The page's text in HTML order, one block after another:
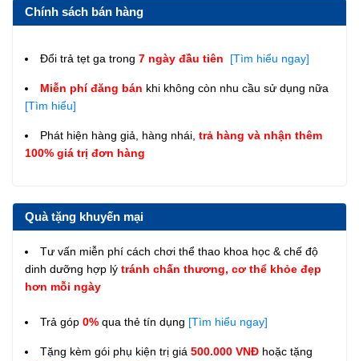
Chính sách bán hàng
Đổi trả tẹt ga trong 7 ngày đầu tiên [Tìm hiểu ngay]
Miễn phí đăng bán khi không còn nhu cầu sử dụng nữa
[Tìm hiểu]
Phát hiện hàng giả, hàng nhái, trả hàng và nhận thêm
100% giá trị đơn hàng
Quà tặng khuyến mại
Tư vấn miễn phí cách chơi thể thao khoa học & chế độ
dinh dưỡng hợp lý tránh chấn thương, cơ thể khỏe đẹp
hơn mỗi ngày
Trả góp 0% qua thẻ tín dụng [Tìm hiểu ngay]
Tặng kèm gói phụ kiện trị giá 500.000 VNĐ hoặc tặng